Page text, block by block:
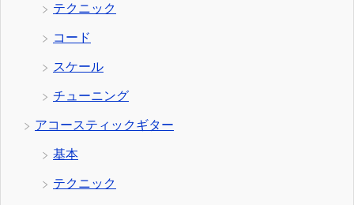
テクニック
コード
スケール
チューニング
アコースティックギター
基本
テクニック